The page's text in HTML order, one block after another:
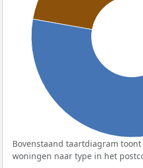
Bovenstaand taartdiagram
woningen naar type in het